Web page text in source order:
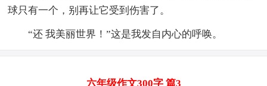
球只有一个，别再让它受到伤害了。
“还 我美丽世界！”这是我发自内心的呼唤。
六年级作文300字 篇3